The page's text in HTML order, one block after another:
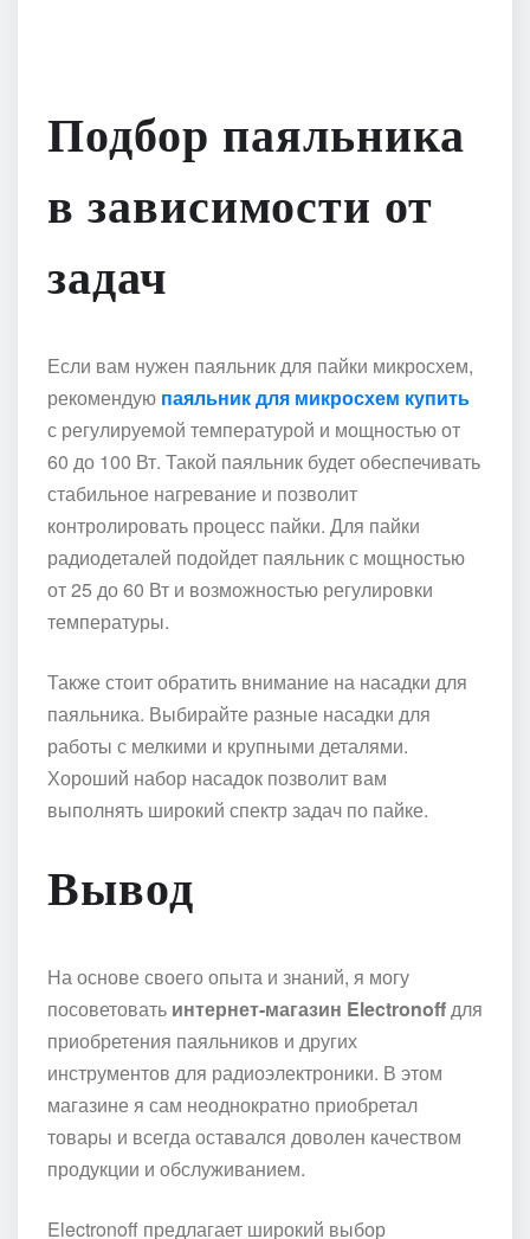
Подбор паяльника
в зависимости от
задач
Если вам нужен паяльник для пайки микросхем,
рекомендую паяльник для микросхем купить
с регулируемой температурой и мощностью от
60 до 100 Вт. Такой паяльник будет обеспечивать
стабильное нагревание и позволит
контролировать процесс пайки. Для пайки
радиодеталей подойдет паяльник с мощностью
от 25 до 60 Вт и возможностью регулировки
температуры.
Также стоит обратить внимание на насадки для
паяльника. Выбирайте разные насадки для
работы с мелкими и крупными деталями.
Хороший набор насадок позволит вам
выполнять широкий спектр задач по пайке.
Вывод
На основе своего опыта и знаний, я могу
посоветовать интернет-магазин Electronoffдля
приобретения паяльников и других
инструментов для радиоэлектроники. В этом
магазине я сам неоднократно приобретал
товары и всегда оставался доволен качеством
продукции и обслуживанием.
Electronoff предлагает широкий выбор